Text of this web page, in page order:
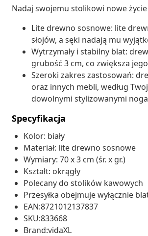
Nadaj swojemu stolikowi nowe
Lite drewno sosnowe: lite
słojów, a sęki nadają mu
Wytrzymały i stabilny blat:
grubość 3 cm, co zwiększa
Szeroki zakres zastosowań:
oraz innych mebli, według
dowolnymi stylizowanymi
Specyfikacja
Kolor: biały
Materiał: lite drewno sosnowe
Wymiary: 70 x 3 cm (śr. x gr.)
Kształt: okrągły
Polecany do stolików kawowych
Przesyłka obejmuje wyłącznie
EAN:8721012137837
SKU:833668
Brand:vidaXL